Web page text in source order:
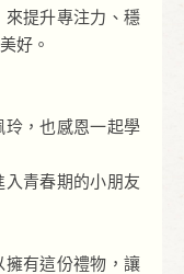
提升專注力、穩
好。
，也感恩一起學
青春期的小朋友
擁有這份禮物，讓